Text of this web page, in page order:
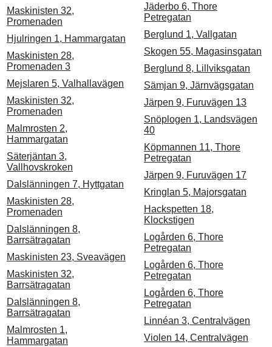
Maskinisten 32,
Promenaden
Hjulringen 1, Hammargatan
Maskinisten 28,
Promenaden 3
Mejslaren 5, Valhallavägen
Maskinisten 32,
Promenaden
Malmrosten 2,
Hammargatan
Säterjäntan 3,
Vallhovskroken
Dalslänningen 7, Hyttgatan
Maskinisten 28,
Promenaden
Dalslänningen 8,
Barrsätragatan
Maskinisten 23, Sveavägen
Maskinisten 32,
Barrsätragatan
Dalslänningen 8,
Barrsätragatan
Malmrosten 1,
Hammargatan
Jäderbo 6, Thore
Petregatan
Berglund 1, Vallgatan
Skogen 55, Magasinsgatan
Berglund 8, Lillviksgatan
Sämjan 9, Järnvägsgatan
Järpen 9, Furuvägen 13
Snöplogen 1, Landsvägen
40
Köpmannen 11, Thore
Petregatan
Järpen 9, Furuvägen 17
Kringlan 5, Majorsgatan
Hackspetten 18,
Klockstigen
Logården 6, Thore
Petregatan
Logården 6, Thore
Petregatan
Logården 6, Thore
Petregatan
Linnéan 3, Centralvägen
Violen 14, Centralvägen